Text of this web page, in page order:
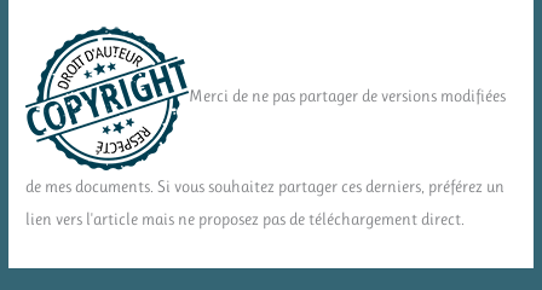
Merci de ne pas partager de versions modifiées
de mes documents. Si vous souhaitez partager ces derniers, préférez un
lien vers l'article mais ne proposez pas de téléchargement direct.